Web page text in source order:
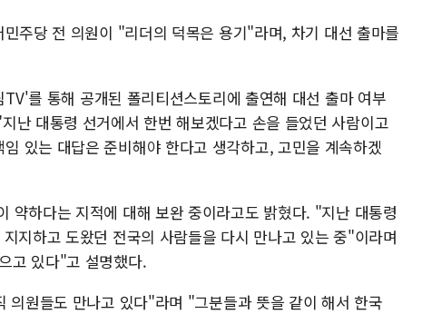
주당 전 의원이 "리더의 덕목은 용기"라며, 차기 대선 출마를
를 통해 공개된 폴리티션스토리에 출연해 대선 출마 여부
난 대통령 선거에서 한번 해보겠다고 손을 들었던 사람이고
있는 대답은 준비해야 한다고 생각하고, 고민을 계속하겠
약하다는 지적에 대해 보완 중이라고도 밝혔다. "지난 대통령
지하고 도왔던 전국의 사람들을 다시 만나고 있는 중"이라며
고 있다"고 설명했다.
의원들도 만나고 있다"라며 "그분들과 뜻을 같이 해서 한국